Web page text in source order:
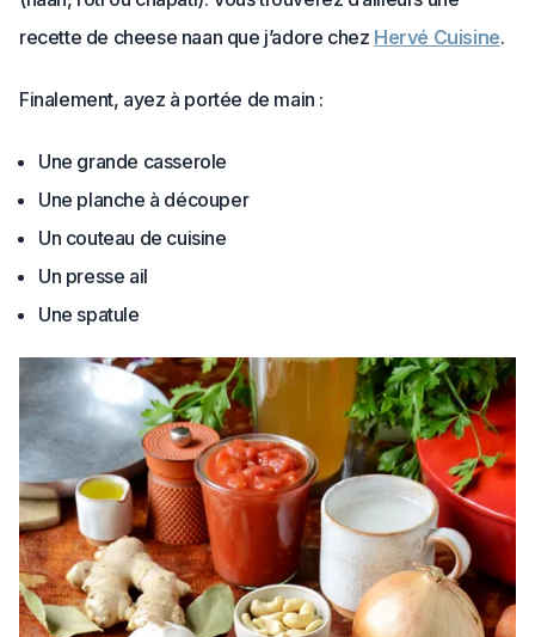
recette de cheese naan que j’adore chez Hervé Cuisine.
Finalement, ayez à portée de main :
Une grande casserole
Une planche à découper
Un couteau de cuisine
Un presse ail
Une spatule